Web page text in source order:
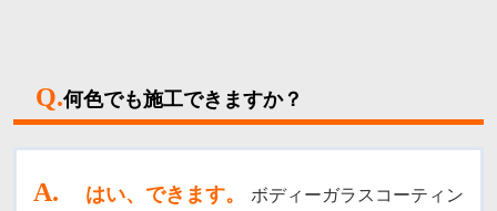
Q.何色でも施工できますか？
A. はい、できます。
ボディーガラスコーティン